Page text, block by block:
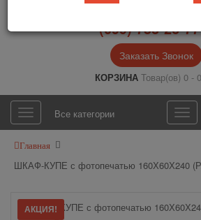
(099) 753-26-
Заказать Звонок
КОРЗИНА Товар(ов) 0 -
Все категории
Главная
ШКАФ-КУПЕ с фотопечатью 160Х60Х240
АКЦИЯ!